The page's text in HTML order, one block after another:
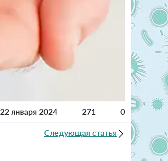
22 января 2024 271 0
Следующая статья